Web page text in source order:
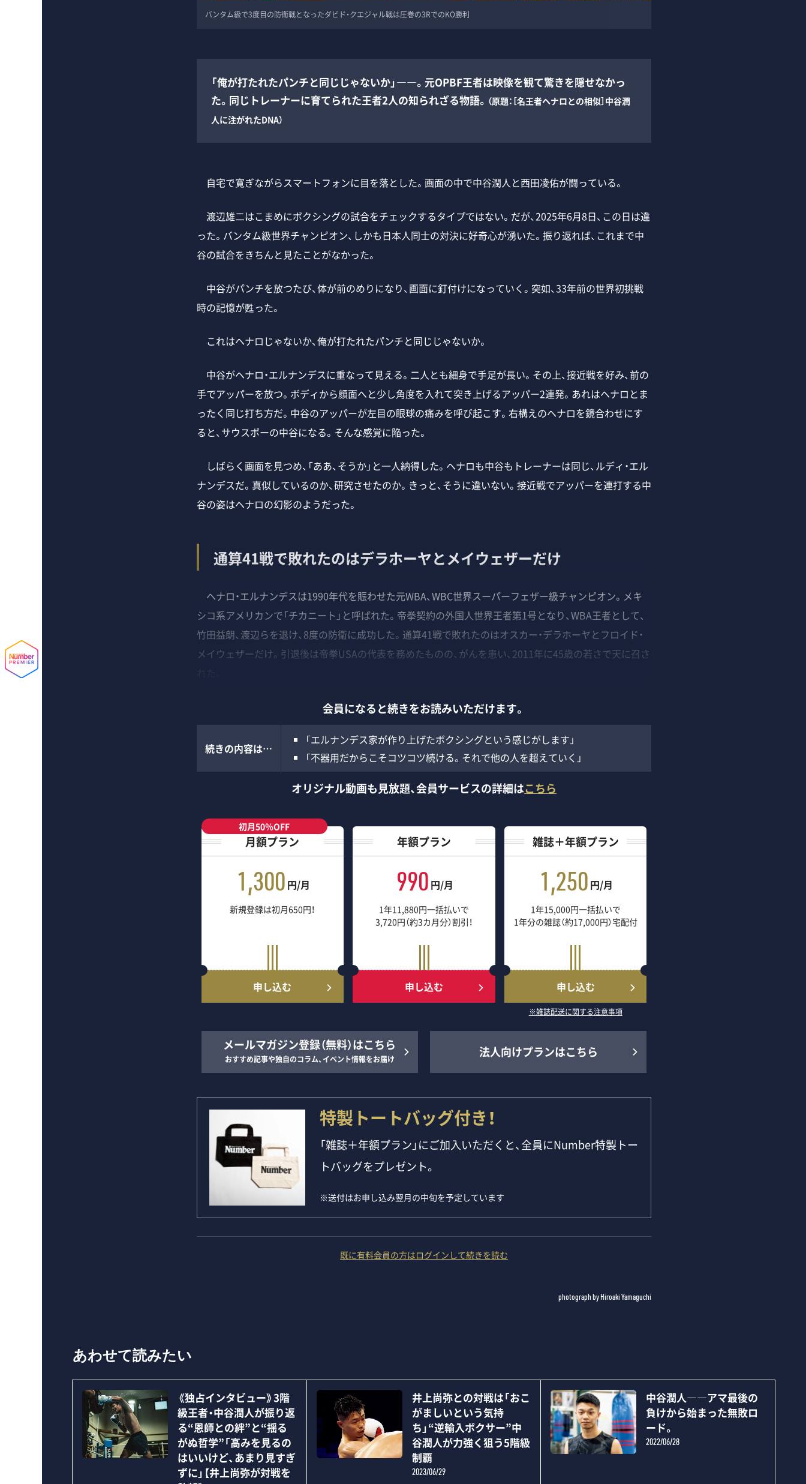
バンタム級で3度目の防衛戦となったダビド・クエジャル戦は圧巻の3RでのKO勝利
「俺が打たれたパンチと同じじゃないか」――。元OPBF王者は映像を観て驚きを隠せなかっ
た。同じトレーナーに育てられた王者2人の知られざる物語。 （原題：［名王者ヘナロとの相似］中谷潤
人に注がれたDNA）
自宅で寛ぎながらスマートフォンに目を落とした。画面の中で中谷潤人と西田凌佑が闘っている。
渡辺雄二はこまめにボクシングの試合をチェックするタイプではない。だが、2025年6月8日、この日は違
った。バンタム級世界チャンピオン、しかも日本人同士の対決に好奇心が湧いた。振り返れば、これまで中
谷の試合をきちんと見たことがなかった。
中谷がパンチを放つたび、体が前のめりになり、画面に釘付けになっていく。突如、33年前の世界初挑戦
時の記憶が甦った。
これはヘナロじゃないか、俺が打たれたパンチと同じじゃないか。
中谷がヘナロ・エルナンデスに重なって見える。二人とも細身で手足が長い。その上、接近戦を好み、前の
手でアッパーを放つ。ボディから顔面へと少し角度を入れて突き上げるアッパー2連発。あれはヘナロとま
ったく同じ打ち方だ。中谷のアッパーが左目の眼球の痛みを呼び起こす。右構えのヘナロを鏡合わせにす
ると、サウスポーの中谷になる。そんな感覚に陥った。
しばらく画面を見つめ、「ああ、そうか」と一人納得した。ヘナロも中谷もトレーナーは同じ、ルディ・エル
ナンデスだ。真似しているのか、研究させたのか。きっと、そうに違いない。接近戦でアッパーを連打する中
谷の姿はヘナロの幻影のようだった。
通算41戦で敗れたのはデラホーヤとメイウェザーだけ
ヘナロ・エルナンデスは1990年代を賑わせた元WBA、WBC世界スーパーフェザー級チャンピオン。メキ
シコ系アメリカンで「チカニート」と呼ばれた。帝拳契約の外国人世界王者第1号となり、WBA王者として、
竹田益朗、渡辺らを退け、8度の防衛に成功した。通算41戦で敗れたのはオスカー・デラホーヤとフロイド・
メイウェザーだけ。引退後は帝拳USAの代表を務めたものの、がんを患い、2011年に45歳の若さで天に召さ
会員になると続きをお読みいただけます。
続きの内容は…
「エルナンデス家が作り上げたボクシングという感じがします」
「不器用だからこそコツコツ続ける。それで他の人を超えていく」
オリジナル動画も見放題、会員サービスの詳細はこちら
初月50％OFF
月額プラン
1,300 円/月
新規登録は初月650円！
申し込む
年額プラン
990 円/月
1年11,880円一括払いで
3,720円（約3カ月分）割引！
申し込む
雑誌＋年額プラン
1,250 円/月
1年15,000円一括払いで
1年分の雑誌（約17,000円）宅配付
申し込む
※雑誌配送に関する注意事項
メールマガジン登録（無料）はこちら
おすすめ記事や独自のコラム、イベント情報をお届け 法人向けプランはこちら
特製トートバッグ付き！
「雑誌＋年額プラン」にご加入いただくと、全員にNumber特製トー
トバッグをプレゼント。
※送付はお申し込み翌月の中旬を予定しています
既に有料会員の方はログインして続きを読む
photograph by Hiroaki Yamaguchi
あわせて読みたい
《独占インタビュー》3階
級王者・中谷潤人が振り返
る“恩師との絆”と“揺る
がぬ哲学”「高みを見るの
はいいけど、あまり見すぎ
ずに」【井上尚弥が対戦を
井上尚弥との対戦は「おこ
がましいという気持
ち」“逆輸入ボクサー”中
谷潤人が力強く狙う5階級
制覇
2023/06/29
中谷潤人――アマ最後の
負けから始まった無敗ロ
ード。
2022/06/28